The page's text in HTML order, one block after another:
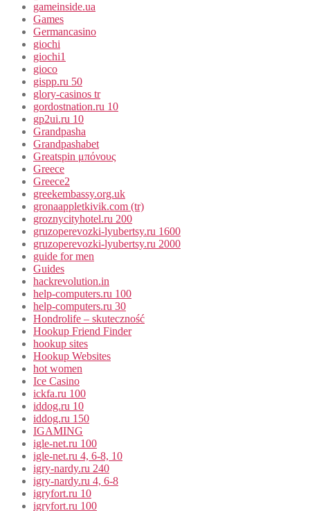
gameinside.ua
Games
Germancasino
giochi
giochi1
gioco
gispp.ru 50
glory-casinos tr
gordostnation.ru 10
gp2ui.ru 10
Grandpasha
Grandpashabet
Greatspin μπόνους
Greece
Greece2
greekembassy.org.uk
gronaappletkivik.com (tr)
groznycityhotel.ru 200
gruzoperevozki-lyubertsy.ru 1600
gruzoperevozki-lyubertsy.ru 2000
guide for men
Guides
hackrevolution.in
help-computers.ru 100
help-computers.ru 30
Hondrolife – skuteczność
Hookup Friend Finder
hookup sites
Hookup Websites
hot women
Ice Casino
ickfa.ru 100
iddog.ru 10
iddog.ru 150
IGAMING
igle-net.ru 100
igle-net.ru 4, 6-8, 10
igry-nardy.ru 240
igry-nardy.ru 4, 6-8
igryfort.ru 10
igryfort.ru 100